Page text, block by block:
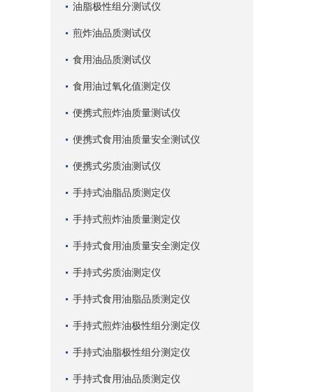
油脂极性组分测试仪
煎炸油品质测试仪
食用油品质测试仪
食用油过氧化值测定仪
便携式煎炸油质量测试仪
便携式食用油质量安全测试仪
便携式劣质油测试仪
手持式油脂品质测定仪
手持式煎炸油质量测定仪
手持式食用油质量安全测定仪
手持式劣质油测定仪
手持式食用油脂品质测定仪
手持式煎炸油极性组分测定仪
手持式油脂极性组分测定仪
手持式食用油品质测定仪